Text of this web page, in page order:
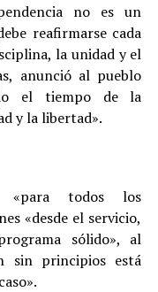
no es un
reafirmarse cada
la unidad y el
anunció al pueblo
el tiempo de la
y la libertad».
«para todos los
«desde el servicio,
sólido», al
sin principios está